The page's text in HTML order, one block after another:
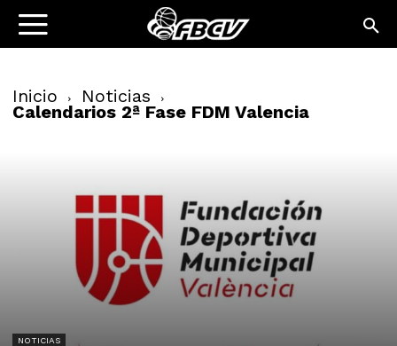
Inicio Noticias
Calendarios 2ª Fase FDM Valencia
NOTICIAS